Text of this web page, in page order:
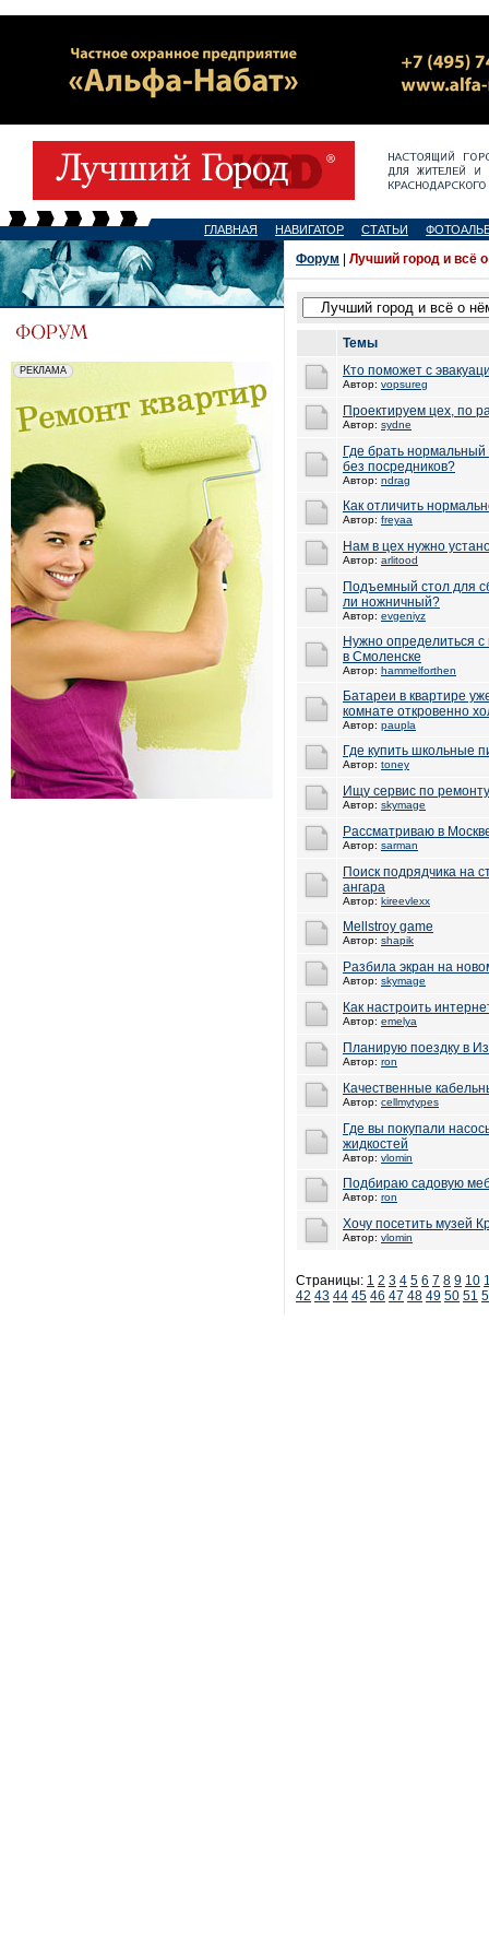
ГЛАВНАЯ НАВИГАТОР СТАТЬИ
Форум Лучший город и всё
Темы
Кто поможет с
Автор: vopsureg
Проектируем цех, по
Автор: sydne
Где брать
без посредников?
Автор: ndrag
Как отличить
Автор: freyaa
Нам в цех нужно
Автор: arlitood
Подъемный стол для
ли ножничный?
Автор: evgeniyz
Нужно определиться
в Смоленске
Автор: hammelforthen
Батареи в квартире
комнате откровенно
Автор: paupla
Где купить школьные
Автор: toney
Ищу сервис по
Автор: skymage
Рассматриваю в
Автор: sarman
Поиск подрядчика на
ангара
Автор: kireevlexx
Mellstroy game
Автор: shapik
Разбила экран на
Автор: skymage
Как настроить
Автор: emelya
Планирую поездку в
Автор: ron
Качественные
Автор: cellmytypes
Где вы покупали
жидкостей
Автор: vlomin
Подбираю садовую
Автор: ron
Хочу посетить музей
Автор: vlomin
Страницы: 1 2 3 4 5 6 7 8 9 10
42 43 44 45 46 47 48 49 50 51